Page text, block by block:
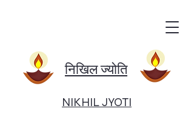
निखिल ज्योति
NIKHIL JYOTI